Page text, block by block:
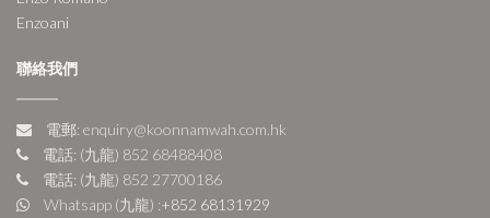
Enzoani
聯絡我們
電郵: enquiry@koonnamwah.com.hk
電話: (九龍) 852 68488408
電話: (九龍) 852 27700186
Whatsapp (九龍) :+852 68131929